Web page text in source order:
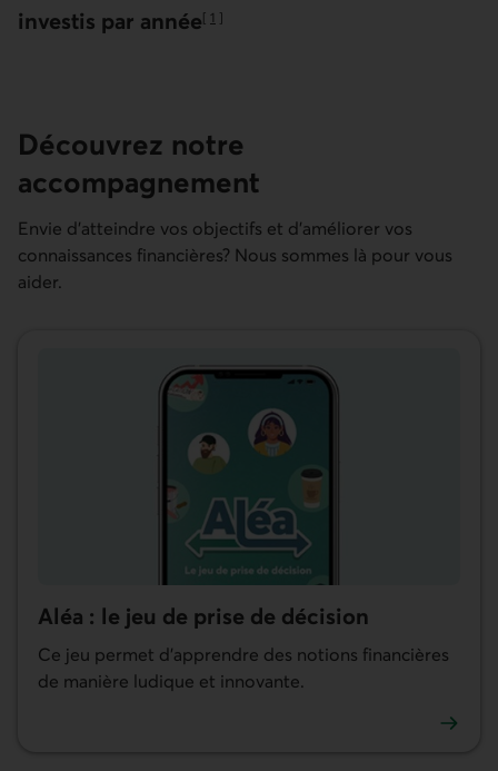
investis par année[ 1 ]
Aller à la note
Découvrez notre
accompagnement
Envie d’atteindre vos objectifs et d’améliorer vos
connaissances financières? Nous sommes là pour vous
aider.
Aléa : le jeu de prise de décision
Ce jeu permet d’apprendre des notions financières
de manière ludique et innovante.